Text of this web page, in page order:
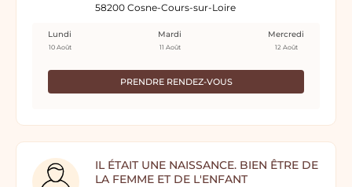
58200 Cosne-Cours-sur-Loire
PRENDRE RENDEZ-VOUS
Lundi
10 Août
Mardi
11 Août
Mercredi
12 Août
IL ÉTAIT UNE NAISSANCE. BIEN ÊTRE DE
LA FEMME ET DE L'ENFANT